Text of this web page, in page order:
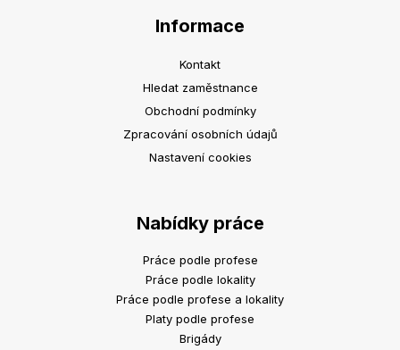
Informace
Kontakt
Hledat zaměstnance
Obchodní podmínky
Zpracování osobních údajů
Nastavení cookies
Nabídky práce
Práce podle profese
Práce podle lokality
Práce podle profese a lokality
Platy podle profese
Brigády